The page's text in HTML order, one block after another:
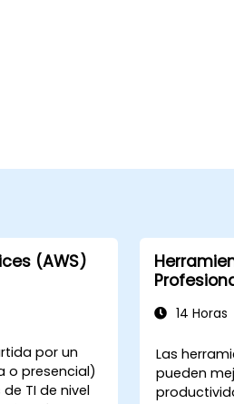
(AWS)
por un
o presencial)
TI de nivel
14 Horas
Las
pueden